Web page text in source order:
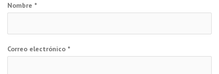
Nombre *
Correo electrónico *